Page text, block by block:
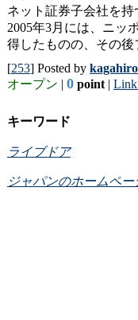
ネット証券子会社を持
2005年3月には、ニッ
得したものの、その後
[253] Posted by kagahiro
オープン | 0point|
キーワード
ライブドア
ジャパンのホームペー